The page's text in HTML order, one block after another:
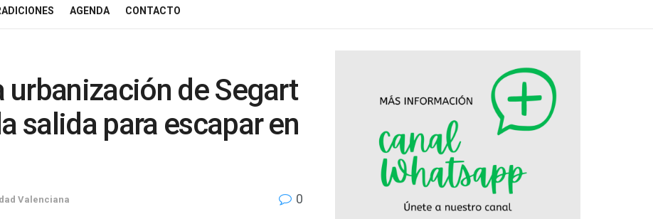
AGENDA CONTACTO
urbanización de Segart
salida para escapar en
Valenciana 0